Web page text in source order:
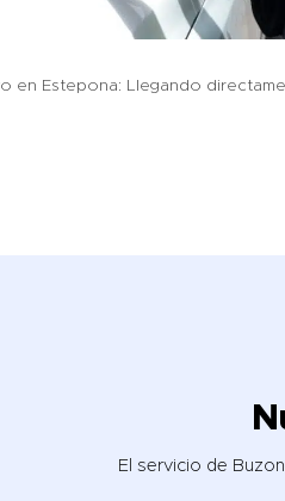
en Estepona: Llegando
El servicio de